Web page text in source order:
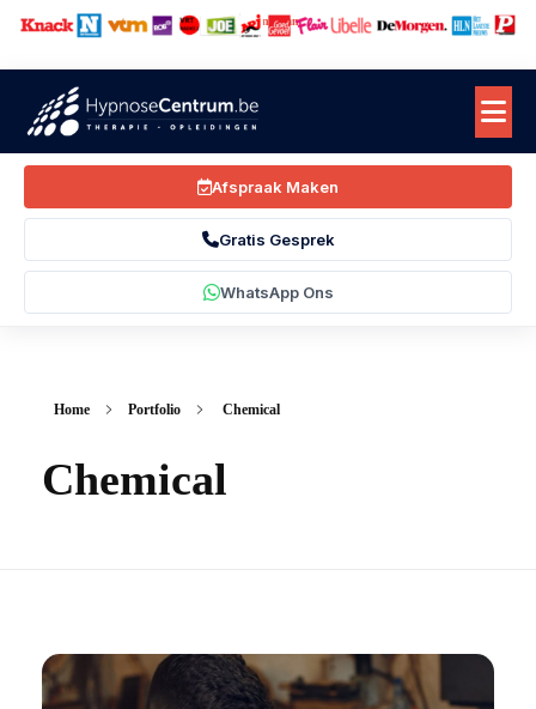
Bekend van
Afspraak Maken
Gratis Gesprek
WhatsApp Ons
Home Portfolio Chemical
Chemical